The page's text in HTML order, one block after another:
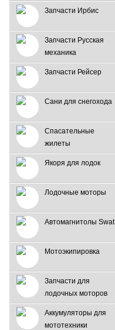
Запчасти Ирбис
Запчасти Русская
механика
Запчасти Рейсер
Сани для снегохода
Спасательные
жилеты
Якоря для лодок
Лодочные моторы
Автомагнитолы Swat
Мотоэкипировка
Запчасти для
лодочных моторов
Аккумуляторы для
мототехники